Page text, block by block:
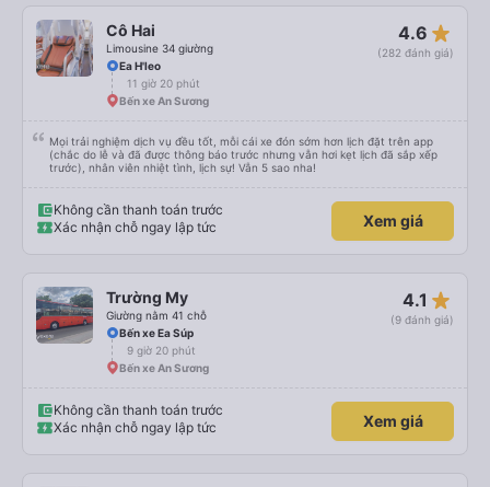
Cô Hai
Limousine 34 giường
4.6 star_rate
(282 đánh giá)
Ea H'leo
11 giờ 20 phút
Bến xe An Sương
Mọi trải nghiệm dịch vụ đều tốt, mỗi cái xe đón sớm hơn lịch đặt trên app
(chắc do lễ và đã được thông báo trước nhưng vẫn hơi kẹt lịch đã sắp xếp
trước), nhân viên nhiệt tình, lịch sự! Vẫn 5 sao nha!
Không cần thanh toán trước
Xác nhận chỗ ngay lập tức
Xem giá
Trường My
Giường nằm 41 chỗ
4.1 star_rate
(9 đánh giá)
Bến xe Ea Súp
9 giờ 20 phút
Bến xe An Sương
Không cần thanh toán trước
Xác nhận chỗ ngay lập tức
Xem giá